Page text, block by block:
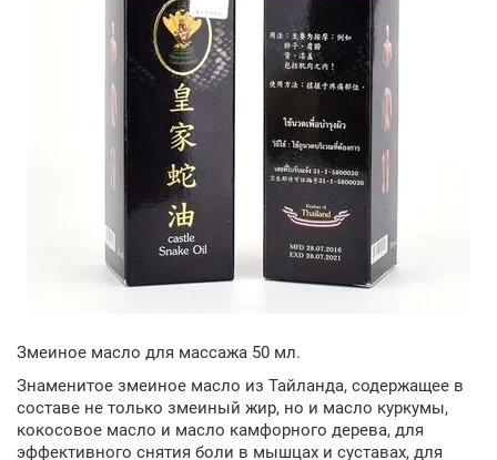
Змеиное масло для массажа 50 мл.
Знаменитое змеиное масло из Тайланда, содержащее в
составе не только змеиный жир, но и масло куркумы,
кокосовое масло и масло камфорного дерева, для
эффективного снятия боли в мышцах и суставах, для